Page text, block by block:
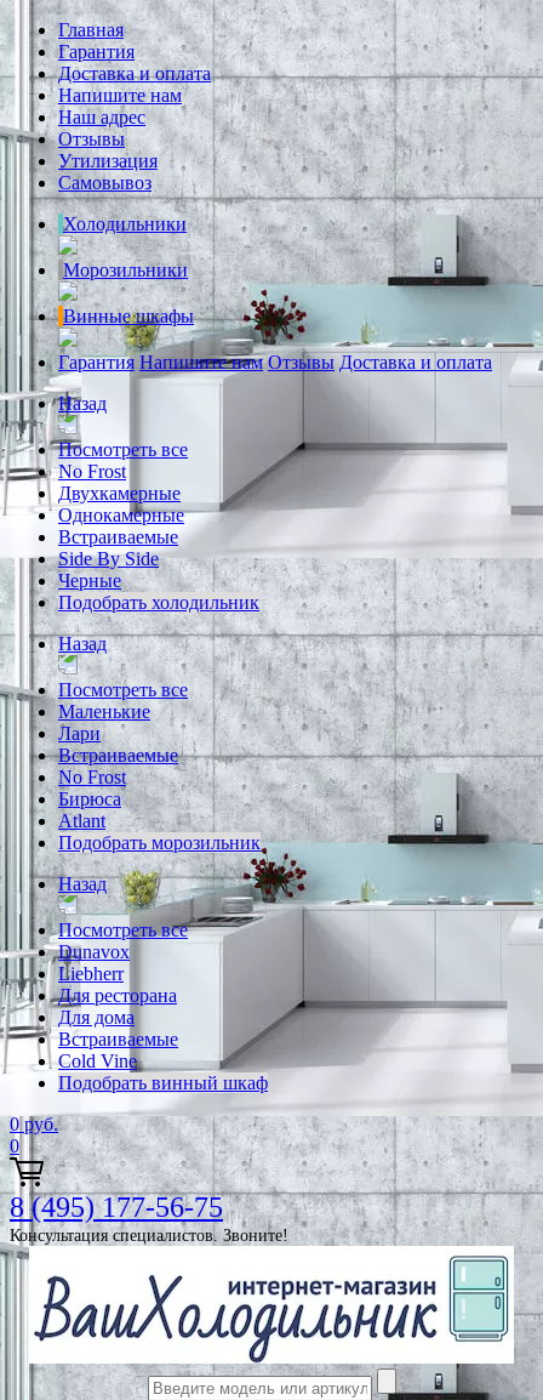
Главная
Гарантия
Доставка и оплата
Напишите нам
Наш адрес
Отзывы
Утилизация
Самовывоз
Холодильники
Морозильники
Винные шкафы
Гарантия Напишите нам Отзывы Доставка и оплата
Назад
Посмотреть все
No Frost
Двухкамерные
Однокамерные
Встраиваемые
Side By Side
Черные
Подобрать холодильник
Назад
Посмотреть все
Маленькие
Лари
Встраиваемые
No Frost
Бирюса
Atlant
Подобрать морозильник
Назад
Посмотреть все
Dunavox
Liebherr
Для ресторана
Для дома
Встраиваемые
Cold Vine
Подобрать винный шкаф
0 руб.
0
8 (495) 177-56-75
Консультация специалистов. Звоните!